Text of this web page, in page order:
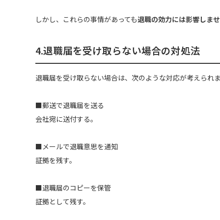
しかし、これらの事情があっても退職の効力には影響しませ
4.退職届を受け取らない場合の対処法
退職届を受け取らない場合は、次のような対応が考えられま
■郵送で退職届を送る
会社宛に送付する。
■メールで退職意思を通知
証拠を残す。
■退職届のコピーを保管
証拠として残す。